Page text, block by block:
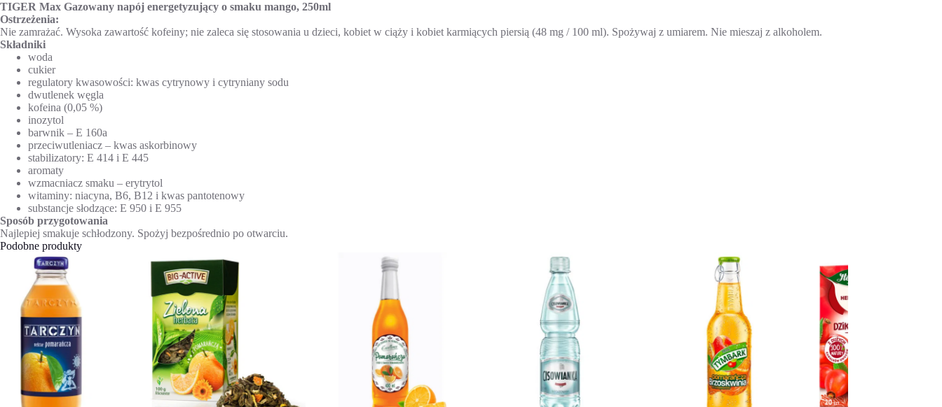
TIGER Max Gazowany napój energetyzujący o smaku mango, 250ml
Ostrzeżenia:
Nie zamrażać. Wysoka zawartość kofeiny; nie zaleca się stosowania u dzieci, kobiet w ciąży i kobiet karmiących piersią (48 mg / 100 ml). Spożywaj z umiarem. Nie mieszaj z alkoholem.
Składniki
woda
cukier
regulatory kwasowości: kwas cytrynowy i cytryniany sodu
dwutlenek węgla
kofeina (0,05 %)
inozytol
barwnik – E 160a
przeciwutleniacz – kwas askorbinowy
stabilizatory: E 414 i E 445
aromaty
wzmacniacz smaku – erytrytol
witaminy: niacyna, B6, B12 i kwas pantotenowy
substancje słodzące: E 950 i E 955
Sposób przygotowania
Najlepiej smakuje schłodzony. Spożyj bezpośrednio po otwarciu.
Podobne produkty